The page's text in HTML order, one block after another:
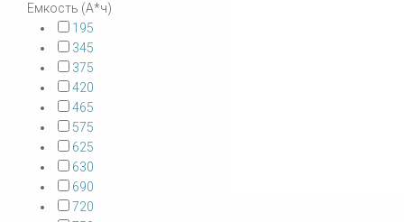
Емкость (А*ч)
195
345
375
420
465
575
625
630
690
720